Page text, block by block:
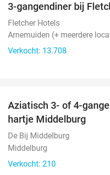
3-gangendiner bij
Fletcher Hotels
Arnemuiden (+ meerdere
Verkocht: 13.708
Aziatisch 3- of 4-
hartje Middelburg
De Bij Middelburg
Middelburg
Verkocht: 210